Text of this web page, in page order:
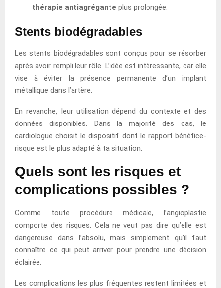
thérapie antiagrégante plus prolongée.
Stents biodégradables
Les stents biodégradables sont conçus pour se résorber
après avoir rempli leur rôle. L’idée est intéressante, car elle
vise à éviter la présence permanente d’un implant
métallique dans l’artère.
En revanche, leur utilisation dépend du contexte et des
données disponibles. Dans la majorité des cas, le
cardiologue choisit le dispositif dont le rapport bénéfice-
risque est le plus adapté à ta situation.
Quels sont les risques et
complications possibles ?
Comme toute procédure médicale, l’angioplastie
comporte des risques. Cela ne veut pas dire qu’elle est
dangereuse dans l’absolu, mais simplement qu’il faut
connaître ce qui peut arriver pour prendre une décision
éclairée.
Les complications les plus fréquentes restent limitées et